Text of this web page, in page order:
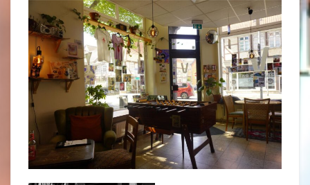
Werkzeug-Verleih
ABOUT
Datenschutz
Impressum
KONTAKT